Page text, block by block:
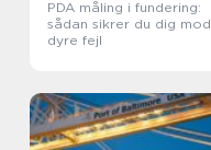
PDA måling i fundering:
sådan sikrer du dig mod
dyre fejl